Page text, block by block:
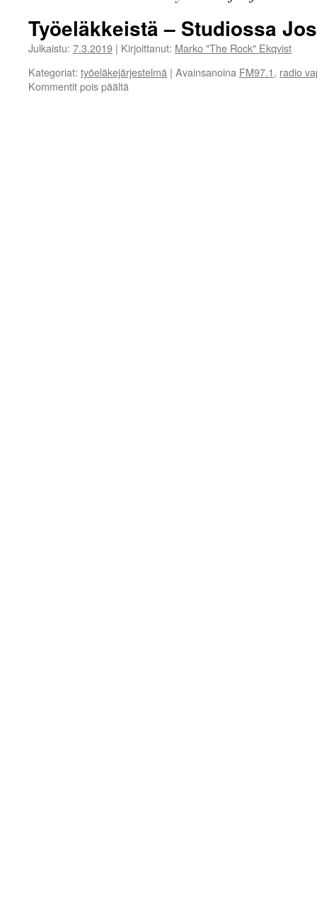
Työeläkkeistä – Studiossa
Julkaistu: 7.3.2019 | Kirjoittanut: Marko "The Rock" Ekqvist
Kategoriat: työeläkejärjestelmä | Avainsanoina FM97.1, radio
Kommentit pois päältä